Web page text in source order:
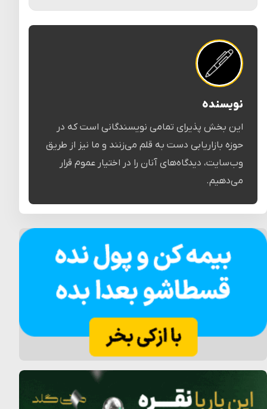
نویسنده
این بخش پذیرای تمامی نویسندگانی است که در
حوزه بازاریابی دست به قلم می‌زنند و ما نیز از طریق
وب‌سایت، دیدگاه‌های آنان را در اختیار عموم قرار
می‌دهیم.